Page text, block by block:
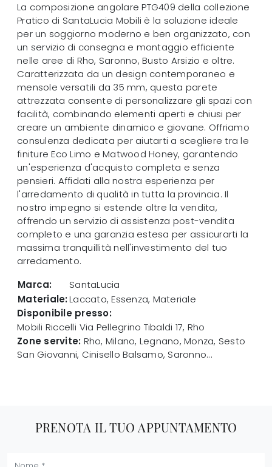
La composizione angolare PTG409 della collezione
Pratico di SantaLucia Mobili è la soluzione ideale
per un soggiorno moderno e ben organizzato, con
un servizio di consegna e montaggio efficiente
nelle aree di Rho, Saronno, Busto Arsizio e oltre.
Caratterizzata da un design contemporaneo e
mensole versatili da 35 mm, questa parete
attrezzata consente di personalizzare gli spazi con
facilità, combinando elementi aperti e chiusi per
creare un ambiente dinamico e giovane. Offriamo
consulenza dedicata per aiutarti a scegliere tra le
finiture Eco Limo e Matwood Honey, garantendo
un'esperienza d'acquisto completa e senza
pensieri. Affidati alla nostra esperienza per
l'arredamento di qualità in tutta la provincia. Il
nostro impegno si estende oltre la vendita,
offrendo un servizio di assistenza post-vendita
completo e una garanzia estesa per assicurarti la
massima tranquillità nell'investimento del tuo
arredamento.
Marca:
SantaLucia
Materiale:Laccato, Essenza, Materiale
Disponibile presso:
Mobili Riccelli Via Pellegrino Tibaldi 17, Rho
Zone servite: Rho, Milano, Legnano, Monza, Sesto
San Giovanni, Cinisello Balsamo, Saronno...
PRENOTA IL TUO APPUNTAMENTO